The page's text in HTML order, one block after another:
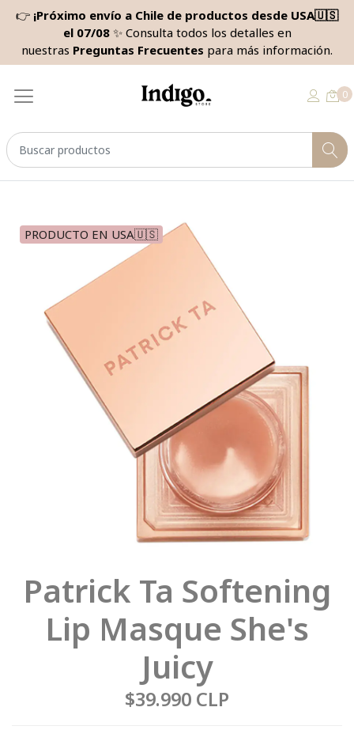
👉 ¡Próximo envío a Chile de productos desde USA🇺🇸
el 07/08✨ Consulta todos los detalles en
nuestras Preguntas Frecuentes para más información.
0
PRODUCTO EN USA🇺🇸
Patrick Ta Softening
Lip Masque She's
Juicy
$39.990 CLP